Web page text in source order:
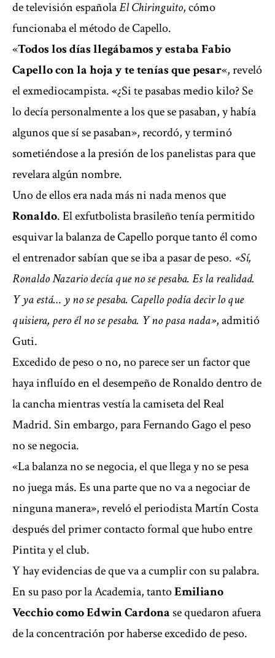
de televisión españolaEl Chiringuito, cómo
funcionaba el método de Capello.
«Todos los días llegábamos y estaba Fabio
Capello con la hoja y te tenías que pesar«, reveló
el exmediocampista. «¿Si te pasabas medio kilo? Se
lo decía personalmente a los que se pasaban, y había
algunos que sí se pasaban», recordó, y terminó
sometiéndose a la presión de los panelistas para que
revelara algún nombre.
Uno de ellos era nada más ni nada menos que
Ronaldo. El exfutbolista brasileño tenía permitido
esquivar la balanza de Capello porque tanto él como
el entrenador sabían que se iba a pasar de peso. «Sí,
Ronaldo Nazario decía que no se pesaba. Es la realidad.
Y ya está… y no se pesaba. Capello podía decir lo que
quisiera, pero él no se pesaba. Y no pasa nada», admitió
Guti.
Excedido de peso o no, no parece ser un factor que
haya influído en el desempeño de Ronaldo dentro de
la cancha mientras vestía la camiseta del Real
Madrid. Sin embargo, para Fernando Gago el peso
no se negocia.
«La balanza no se negocia, el que llega y no se pesa
no juega más. Es una parte que no va a negociar de
ninguna manera», reveló el periodista Martín Costa
después del primer contacto formal que hubo entre
Pintita y el club.
Y hay evidencias de que va a cumplir con su palabra.
En su paso por la Academia, tantoEmiliano
Vecchio como Edwin Cardonase quedaron afuera
de la concentración por haberse excedido de peso.